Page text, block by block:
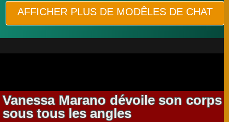
AFFICHER PLUS DE MODÊLES DE CHAT
Vanessa Marano dévoile son corps
sous tous les angles